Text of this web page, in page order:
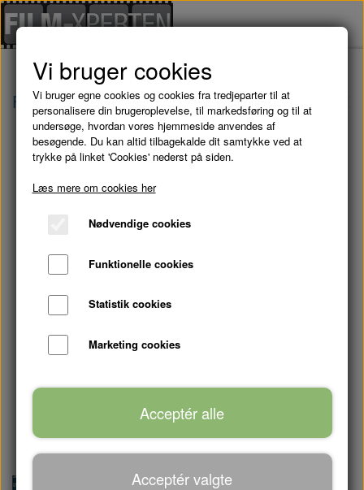
Forside Brugte Film NORSKOV: Sæson 1 -
Vi bruger cookies
Vi bruger egne cookies og cookies fra tredjeparter til at
personalisere din brugeroplevelse, til markedsføring og til at
undersøge, hvordan vores hjemmeside anvendes af
besøgende. Du kan altid tilbagekalde dit samtykke ved at
trykke på linket 'Cookies' nederst på siden.
Læs mere om cookies her
Nødvendige cookies
Funktionelle cookies
Statistik cookies
Marketing cookies
Acceptér alle
Acceptér valgte